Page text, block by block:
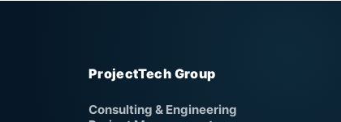
ProjectTech Group
Consulting & Engineering